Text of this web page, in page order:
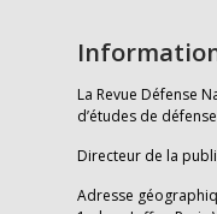
La Revue Défense
d’études de
Directeur de la
Adresse